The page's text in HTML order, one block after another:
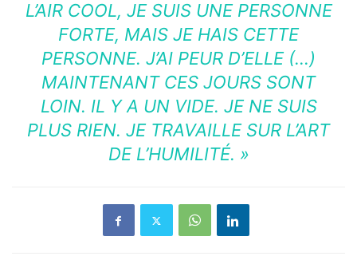
L’AIR COOL, JE SUIS UNE PERSONNE
FORTE, MAIS JE HAIS CETTE
PERSONNE. J’AI PEUR D’ELLE (…)
MAINTENANT CES JOURS SONT
LOIN. IL Y A UN VIDE. JE NE SUIS
PLUS RIEN. JE TRAVAILLE SUR L’ART
DE L’HUMILITÉ. »